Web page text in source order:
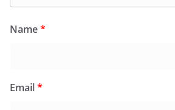
Name*
Email*